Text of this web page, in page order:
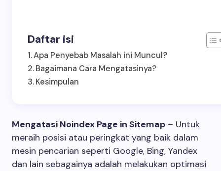
Daftar isi
Apa Penyebab Masalah ini Muncul?
Bagaimana Cara Mengatasinya?
Kesimpulan
Mengatasi Noindex Page in Sitemap – Untuk
meraih posisi atau peringkat yang baik dalam
mesin pencarian seperti Google, Bing, Yandex
dan lain sebagainya adalah melakukan optimasi